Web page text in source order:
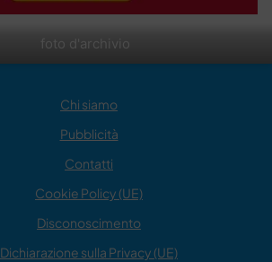
foto d'archivio
Chi siamo
Pubblicità
Contatti
Cookie Policy (UE)
Disconoscimento
Dichiarazione sulla Privacy (UE)